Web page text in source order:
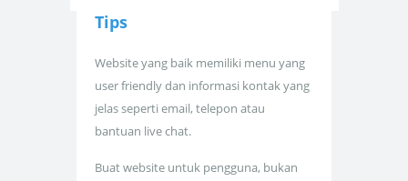
Tips
Website yang baik memiliki menu yang
user friendly dan informasi kontak yang
jelas seperti email, telepon atau
bantuan live chat.
Buat website untuk pengguna, bukan